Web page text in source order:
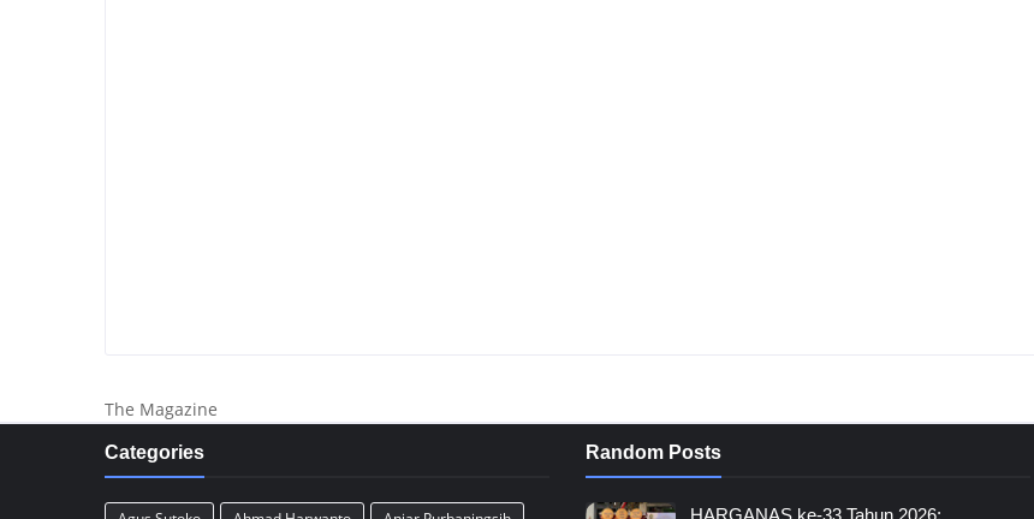
The Magazine
Categories Random Posts
HARGANAS ke-33 Tahun 2026: